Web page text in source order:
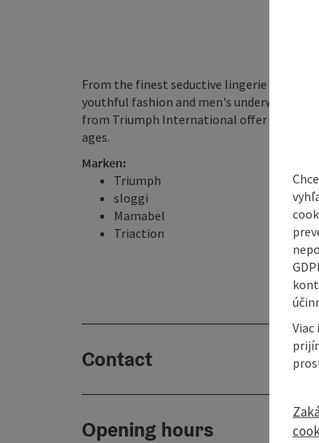
From the finest seductive lingerie and
youthful fashion and men's underwear
from Triumph International offer
ages.
Marken:
Triumph
sloggi
Mamabel
Triaction
Contact
Opening hours
Viac